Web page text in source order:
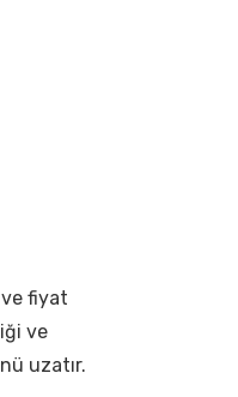
ve fiyat
ve
uzatır.